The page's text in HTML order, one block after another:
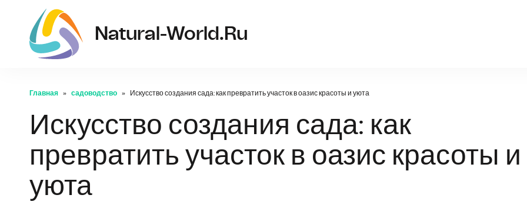
Natural-World.ru
Главная садоводство Искусство создания сада: как превратить участок в оазис красоты и уюта
Искусство создания сада: как
превратить участок в оазис красоты и
уюта